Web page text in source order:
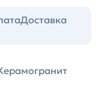
Доставка